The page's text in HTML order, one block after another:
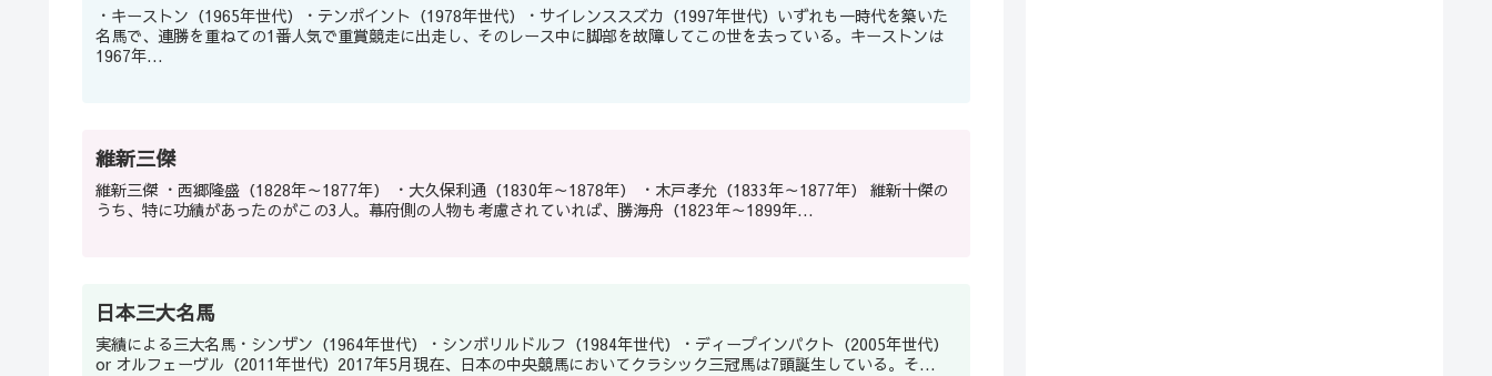
・キーストン（1965年世代）・テンポイント（1978年世代）・サイレンススズカ（1997年世代）いずれも一時代を築いた
名馬で、連勝を重ねての1番人気で重賞競走に出走し、そのレース中に脚部を故障してこの世を去っている。キーストンは
1967年...
維新三傑
維新三傑 ・西郷隆盛（1828年～1877年） ・大久保利通（1830年～1878年） ・木戸孝允（1833年～1877年） 維新十傑の
うち、特に功績があったのがこの3人。幕府側の人物も考慮されていれば、勝海舟（1823年～1899年...
日本三大名馬
実績による三大名馬・シンザン（1964年世代）・シンボリルドルフ（1984年世代）・ディープインパクト（2005年世代）
or オルフェーヴル（2011年世代）2017年5月現在、日本の中央競馬においてクラシック三冠馬は7頭誕生している。そ...